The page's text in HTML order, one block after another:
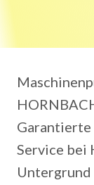
Garantierte
Service bei
Untergrund